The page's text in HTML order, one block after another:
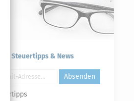
Steuertipps & News
Absenden